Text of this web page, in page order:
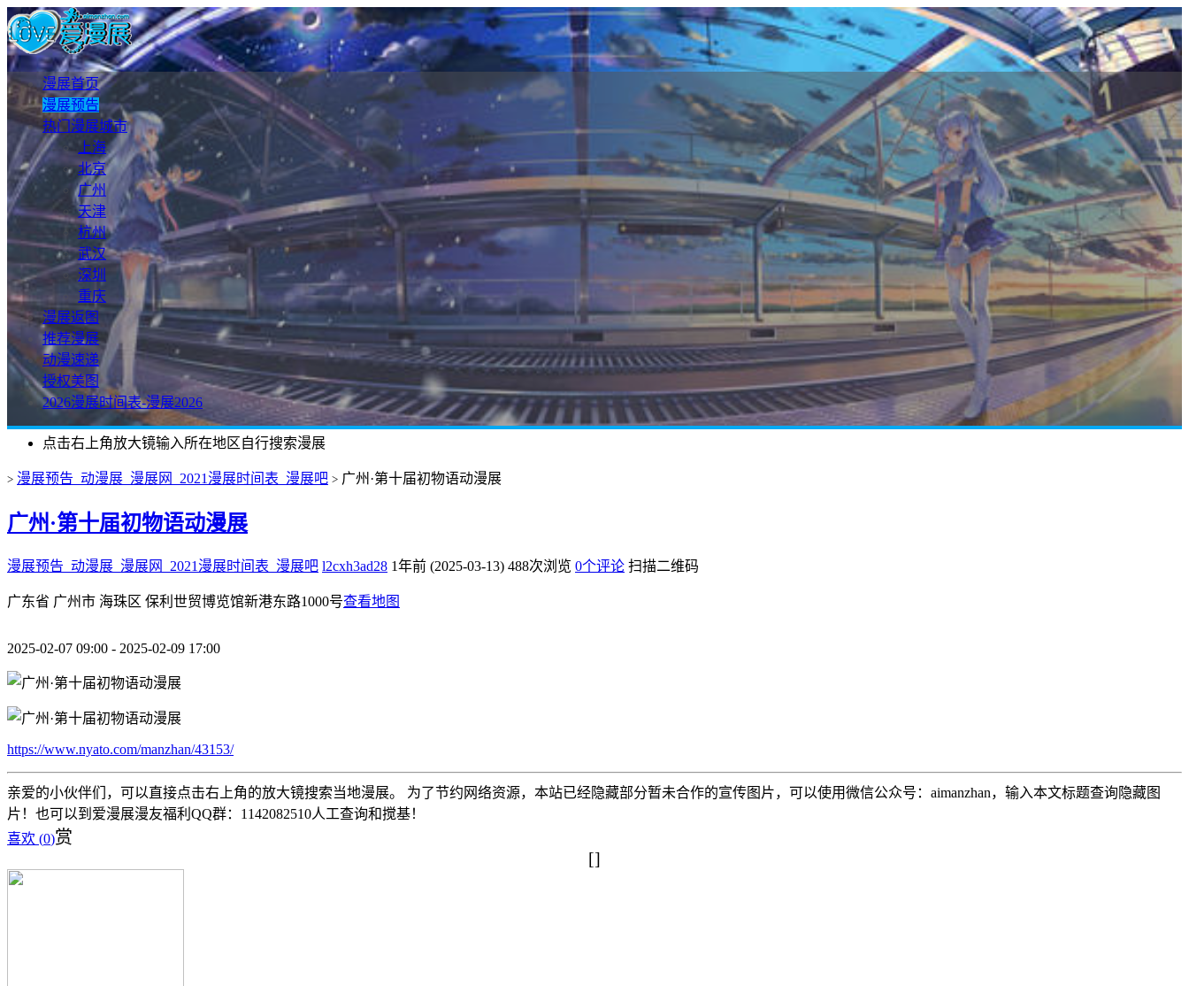
漫展首页
漫展预告
热门漫展城市
上海
北京
广州
天津
杭州
武汉
深圳
重庆
漫展返图
推荐漫展
动漫速递
授权美图
2026漫展时间表-漫展2026
点击右上角放大镜输入所在地区自行搜索漫展
> 漫展预告_动漫展_漫展网_2021漫展时间表_漫展吧 > 广州·第十届初物语动漫展
广州·第十届初物语动漫展
漫展预告_动漫展_漫展网_2021漫展时间表_漫展吧 l2cxh3ad28 1年前 (2025-03-13) 488次浏览 0个评论 扫描二维码
广东省 广州市 海珠区 保利世贸博览馆新港东路1000号查看地图
2025-02-07 09:00 - 2025-02-09 17:00
https://www.nyato.com/manzhan/43153/
亲爱的小伙伴们，可以直接点击右上角的放大镜搜索当地漫展。 为了节约网络资源，本站已经隐藏部分暂未合作的宣传图片，可以使用微信公众号：aimanzhan，输入本文标题查询隐藏图
片！也可以到爱漫展漫友福利QQ群：1142082510人工查询和搅基！
喜欢 (0)赏
[]